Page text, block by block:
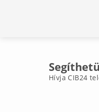
Hívja CIB24